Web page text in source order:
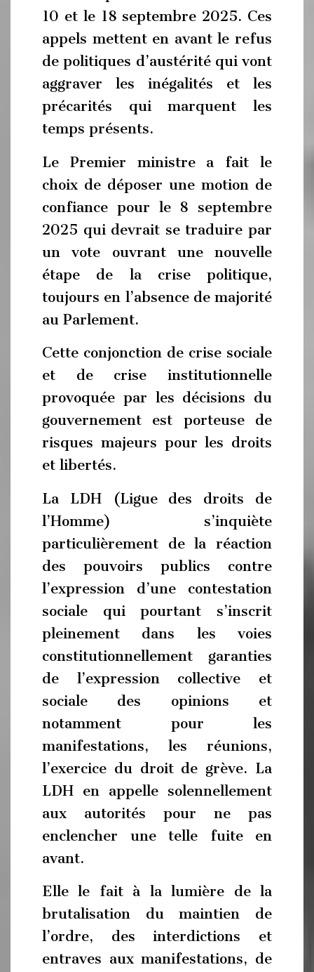
10 et le 18 septembre 2025. Ces
appels mettent en avant le refus
de politiques d’austérité qui vont
aggraver les inégalités et les
précarités qui marquent les
temps présents.
Le Premier ministre a fait le
choix de déposer une motion de
confiance pour le 8 septembre
2025 qui devrait se traduire par
un vote ouvrant une nouvelle
étape de la crise politique,
toujours en l’absence de majorité
au Parlement.
Cette conjonction de crise sociale
et de crise institutionnelle
provoquée par les décisions du
gouvernement est porteuse de
risques majeurs pour les droits
et libertés.
La LDH (Ligue des droits de
l’Homme) s’inquiète
particulièrement de la réaction
des pouvoirs publics contre
l’expression d’une contestation
sociale qui pourtant s’inscrit
pleinement dans les voies
constitutionnellement garanties
de l’expression collective et
sociale des opinions et
notamment pour les
manifestations, les réunions,
l’exercice du droit de grève. La
LDH en appelle solennellement
aux autorités pour ne pas
enclencher une telle fuite en
avant.
Elle le fait à la lumière de la
brutalisation du maintien de
l’ordre, des interdictions et
entraves aux manifestations, de